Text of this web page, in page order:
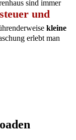
sind immer
und
kleine
erlebt man